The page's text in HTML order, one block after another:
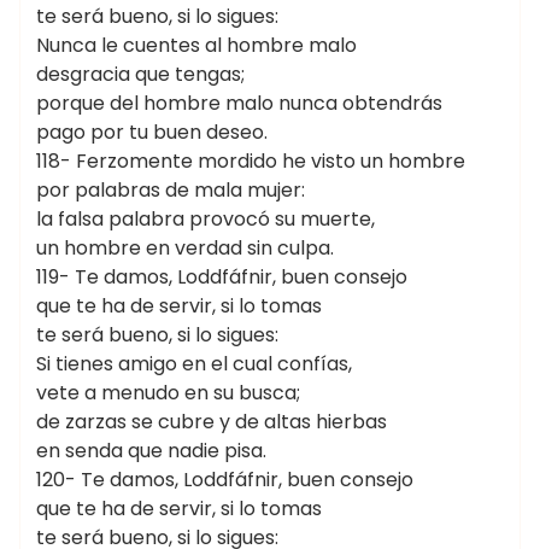
te será bueno, si lo sigues:
Nunca le cuentes al hombre malo
desgracia que tengas;
porque del hombre malo nunca obtendrás
pago por tu buen deseo.
118- Ferzomente mordido he visto un hombre
por palabras de mala mujer:
la falsa palabra provocó su muerte,
un hombre en verdad sin culpa.
119- Te damos, Loddfáfnir, buen consejo
que te ha de servir, si lo tomas
te será bueno, si lo sigues:
Si tienes amigo en el cual confías,
vete a menudo en su busca;
de zarzas se cubre y de altas hierbas
en senda que nadie pisa.
120- Te damos, Loddfáfnir, buen consejo
que te ha de servir, si lo tomas
te será bueno, si lo sigues: